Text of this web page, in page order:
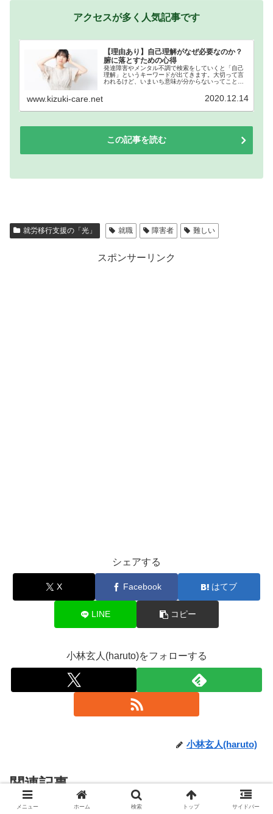
アクセスが多く人気記事です
【理由あり】自己理解がなぜ必要なのか？
腑に落とすための心得
発達障害やメンタル不調で検索をしていくと「自己
理解」というキーワードが出てきます。大切って言
われるけど、いまいち意味が分からないってことは
きなくて腑に落ちない方もいると思います。明確化
www.kizuki-care.net 2020.12.14
この記事を読む
就労移行支援の「光」 就職 障害者 難しい
スポンサーリンク
シェアする
X Facebook はてブ
LINE コピー
小林玄人(haruto)をフォローする
小林玄人(haruto)
関連記事
メニュー ホーム 検索 トップ サイドバー